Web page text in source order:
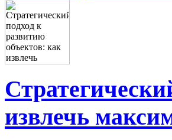
извлечь